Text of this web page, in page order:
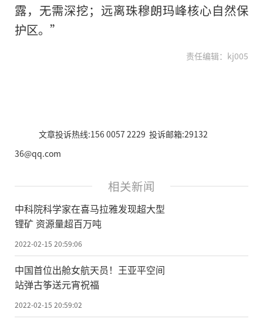
露，无需深挖；远离珠穆朗玛峰核心自然保
护区。 ”
责任编辑：kj005
文章投诉热线:156 0057 2229 投诉邮箱:29132
36@qq.com
相关新闻
中科院科学家在喜马拉雅发现超大型
锂矿 资源量超百万吨
2022-02-15 20:59:06
中国首位出舱女航天员！王亚平空间
站弹古筝送元宵祝福
2022-02-15 20:59:02